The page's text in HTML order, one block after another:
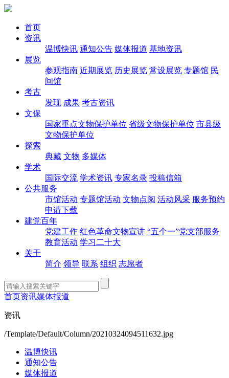
首页
资讯
温博快讯 通知公告 媒体报道 基地资讯
展览
参观指南 近期展览 历史展览 常设展览 专题馆 民
间馆
考古
发现 成果 考古资讯
文保
国家重点文物保护单位 省级文物保护单位 市县级
文物保护单位
探索
典藏 文物 多媒体
学术
国际交流 学术资讯 专家名录 投稿信箱
公共服务
市馆活动 专题馆活动 文物点阅 活动风采 服务预约
申请下载
建党百年
党建工作 红色革命文物宣讲 “五个一”党支部服务
教育活动 学习二十大
关于
简介 领导 联系 组织 志愿者
首页资讯媒体报道
资讯
/Template/Default/Column/20210324094511632.jpg
温博快讯
通知公告
媒体报道